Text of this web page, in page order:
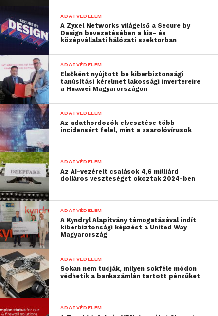
védve maradnak.”
Mivel a virtuális életünk a telefonon keresztül szinte
összeolvad a valós életünkkel, nagyon is tisztába kell
lenni azzal, hogy ki és mit tudhat meg rólunk. Ne
legyünk naivak, hiszen az információ egyenlő a
hatalommal. Minél többet tudnak meg rólunk, annál
könnyebben törhetik fel számítógépünket,
bankszámlánkat stb. Természetesen mindenféle
appot és Facebookot is fogunk használni a jövőben
is, mert gyakorlatilag manapság ez már
elkerülhetetlen, viszont érdemes az ilyen dolgokról
is tudomást szerezni és minden kipipált négyzetet
és választ megfontolni, mielőtt továbbmegyünk
bárhol.
ADATVÉDELEM
A Zyxel Networks világelső a Secure by
Design bevezetésében a kis- és
középvállalati hálózati szektorban
ADATVÉDELEM
Elsőként nyújtott be kiberbiztonsági
tanúsítási kérelmet lakossági invertereire
a Huawei Magyarországon
ADATVÉDELEM
Az adathordozók elvesztése több
incidensért felel, mint a zsarolóvírusok
ADATVÉDELEM
Az AI-vezérelt csalások 4,6 milliárd
dolláros veszteséget okoztak 2024-ben
ADATVÉDELEM
A Kyndryl Alapítvány támogatásával indít
kiberbiztonsági képzést a United Way
Magyarország
ADATVÉDELEM
Sokan nem tudják, milyen sokféle módon
védhetik a bankszámlán tartott pénzüket
ADATVÉDELEM